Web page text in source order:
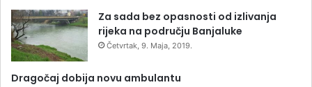
Za sada bez opasnosti od izlivanja
rijeka na području Banjaluke
Četvrtak, 9. Maja, 2019.
Dragočaj dobija novu ambulantu